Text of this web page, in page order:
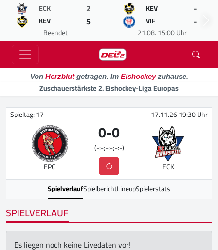
ECK 2
KEV 5
Beendet
KEV -
VIF -
21.08. 15:00 Uhr
Von Herzblutgetragen. Im Eishockeyzuhause.
Zuschauerstärkste 2. Eishockey-Liga Europas
Spieltag: 17 17.11.26 19:30 Uhr
EPC
0-0
(-:-;-:-;-:-)
ECK
SpielverlaufSpielberichtLineupSpielerstats
SPIELVERLAUF
Es liegen noch keine Livedaten vor!